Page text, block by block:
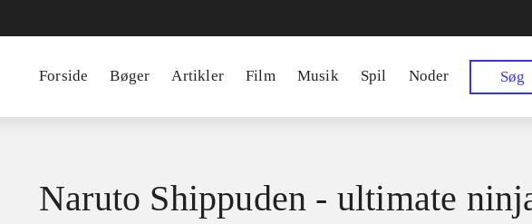
Forside Bøger Artikler Film Musik Spil Noder Søg
Naruto Shippuden - ultimate